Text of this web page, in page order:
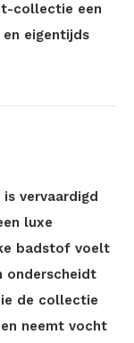
collectie een
eigentijds
vervaardigd
luxe
badstof voelt
onderscheidt
de collectie
neemt vocht